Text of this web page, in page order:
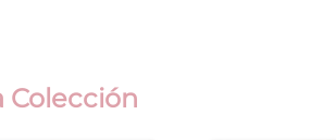
Colección